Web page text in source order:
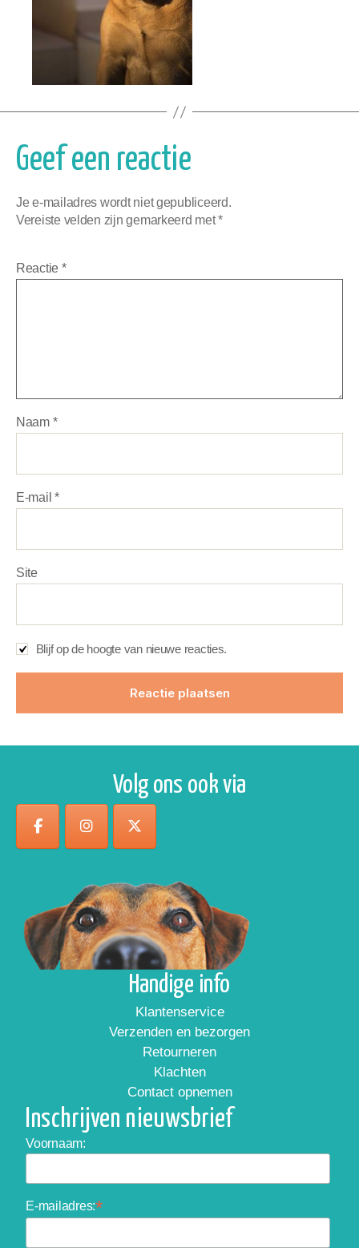
Geef een reactie
Je e-mailadres wordt niet gepubliceerd.
Vereiste velden zijn gemarkeerd met*
Reactie *
Naam *
E-mail*
Site
Blijf op de hoogte van nieuwe reacties.
Volg ons ook via
Handige info
Klantenservice
Verzenden en bezorgen
Retourneren
Klachten
Contact opnemen
Inschrijven nieuwsbrief
Voornaam:
E-mailadres:*